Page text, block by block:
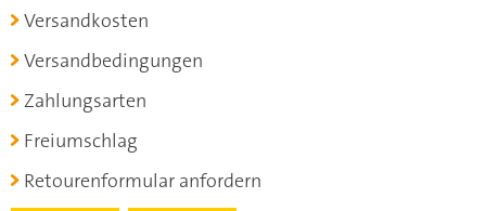
Versandkosten
Versandbedingungen
Zahlungsarten
Freiumschlag
Retourenformular anfordern